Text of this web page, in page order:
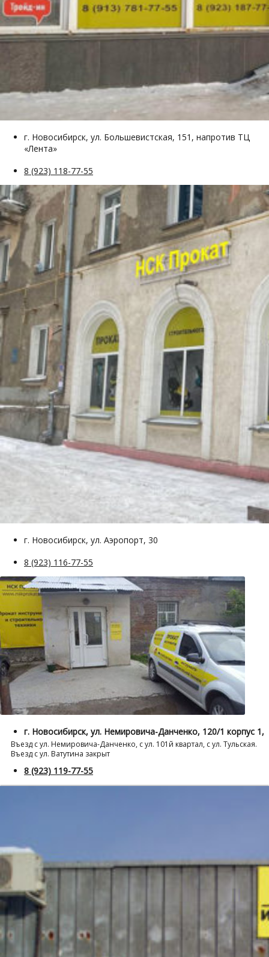
г. Новосибирск, ул. Большевистская, 151, напротив ТЦ
«Лента»
8 (923) 118-77-55
г. Новосибирск, ул. Аэропорт, 30
8 (923) 116-77-55
г. Новосибирск, ул. Немировича-Данченко, 120/1 корпус 1,
Въезд с ул. Немировича-Данченко, с ул. 101й квартал, с ул. Тульская.
Въезд с ул. Ватутина закрыт
8 (923) 119-77-55